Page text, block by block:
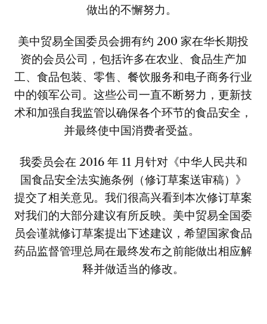
做出的不懈努力。
美中贸易全国委员会拥有约 200 家在华长期投
资的会员公司，包括许多在农业、食品生产加
工、食品包装、零售、餐饮服务和电子商务行业
中的领军公司。这些公司一直不断努力，更新技
术和加强自我监管以确保各个环节的食品安全，
并最终使中国消费者受益。
我委员会在 2016 年 11 月针对《中华人民共和
国食品安全法实施条例（修订草案送审稿）》
提交了相关意见。我们很高兴看到本次修订草案
对我们的大部分建议有所反映。美中贸易全国委
员会谨就修订草案提出下述建议，希望国家食品
药品监督管理总局在最终发布之前能做出相应解
释并做适当的修改。